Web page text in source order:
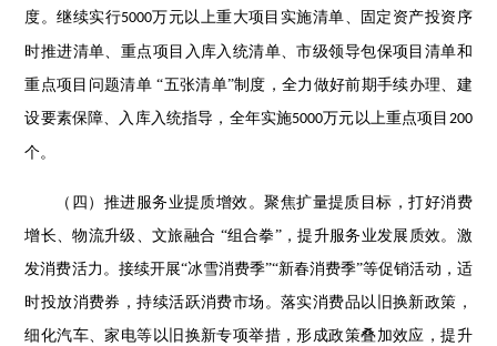
度。继续实行5000万元以上重大项目实施清单、固定资产投资序
时推进清单、重点项目入库入统清单、市级领导包保项目清单和
重点项目问题清单 “五张清单”制度，全力做好前期手续办理、建
设要素保障、入库入统指导，全年实施5000万元以上重点项目 200
个。
（四）推进服务业提质增效。聚焦扩量提质目标，打好消费
增长、物流升级、文旅融合 “组合拳”，提升服务业发展质效。激
发消费活力。接续开展“冰雪消费季”“新春消费季”等促销活动，适
时投放消费券，持续活跃消费市场。落实消费品以旧换新政策，
细化汽车、家电等以旧换新专项举措，形成政策叠加效应，提升